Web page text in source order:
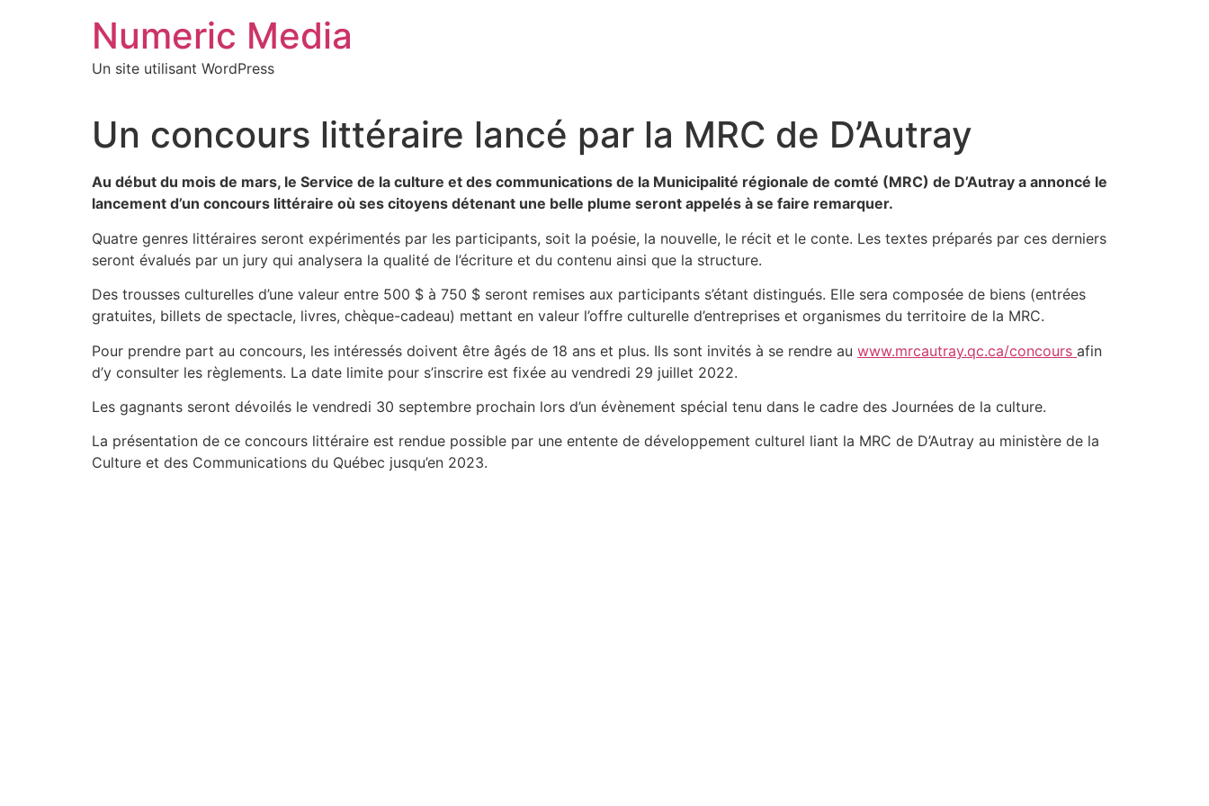
Numeric Media
Un site utilisant WordPress
Un concours littéraire lancé par la MRC de D’Autray
Au début du mois de mars, le Service de la culture et des communications de la Municipalité régionale de comté (MRC) de D’Autray a annoncé le
lancement d’un concours littéraire où ses citoyens détenant une belle plume seront appelés à se faire remarquer.
Quatre genres littéraires seront expérimentés par les participants, soit la poésie, la nouvelle, le récit et le conte. Les textes préparés par ces derniers
seront évalués par un jury qui analysera la qualité de l’écriture et du contenu ainsi que la structure.
Des trousses culturelles d’une valeur entre 500 $ à 750 $ seront remises aux participants s’étant distingués. Elle sera composée de biens (entrées
gratuites, billets de spectacle, livres, chèque-cadeau) mettant en valeur l’offre culturelle d’entreprises et organismes du territoire de la MRC.
Pour prendre part au concours, les intéressés doivent être âgés de 18 ans et plus. Ils sont invités à se rendre au www.mrcautray.qc.ca/concours afin
d’y consulter les règlements. La date limite pour s’inscrire est fixée au vendredi 29 juillet 2022.
Les gagnants seront dévoilés le vendredi 30 septembre prochain lors d’un évènement spécial tenu dans le cadre des Journées de la culture.
La présentation de ce concours littéraire est rendue possible par une entente de développement culturel liant la MRC de D’Autray au ministère de la
Culture et des Communications du Québec jusqu’en 2023.